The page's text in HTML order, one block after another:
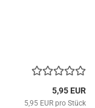
5,95 EUR
5,95 EUR pro Stück